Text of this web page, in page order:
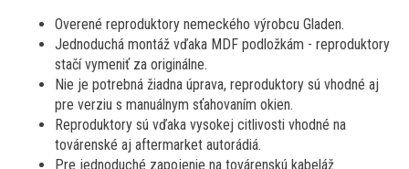
Overené reproduktory nemeckého výrobcu Gladen.
Jednoduchá montáž vďaka MDF podložkám - reproduktory
stačí vymeniť za originálne.
Nie je potrebná žiadna úprava, reproduktory sú vhodné aj
pre verziu s manuálnym sťahovaním okien.
Reproduktory sú vďaka vysokej citlivosti vhodné na
továrenské aj aftermarket autorádiá.
Pre jednoduché zapojenie na továrenskú kabeláž